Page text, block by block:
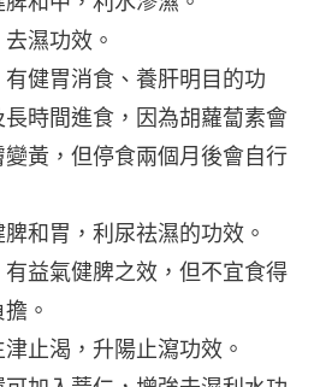
濕功效。
健胃消食、養肝明目的功
時間進食，因為胡蘿蔔素會
黃，但停食兩個月後會自行
和胃，利尿祛濕的功效。
益氣健脾之效，但不宜食得
。
止渴，升陽止瀉功效。